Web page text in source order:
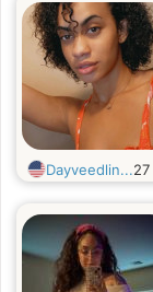
Dayveedlin...27